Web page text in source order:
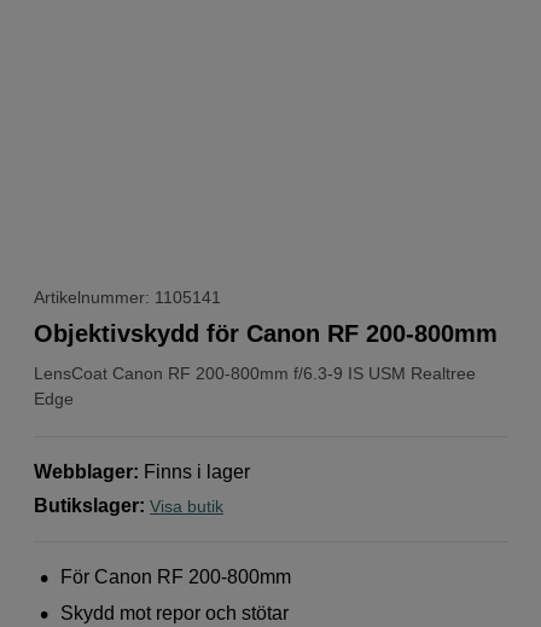
Artikelnummer: 1105141
LensCoat Canon RF 200-800mm f/6.3-9 IS USM Realtree
Edge
Objektivskydd för Canon RF 200-800mm
Webblager: Finns i lager
Butikslager: Visa butik
För Canon RF 200-800mm
Skydd mot repor och stötar